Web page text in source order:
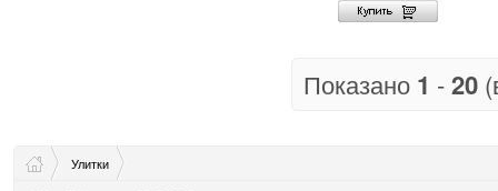
Показано 1 -20
Улитки